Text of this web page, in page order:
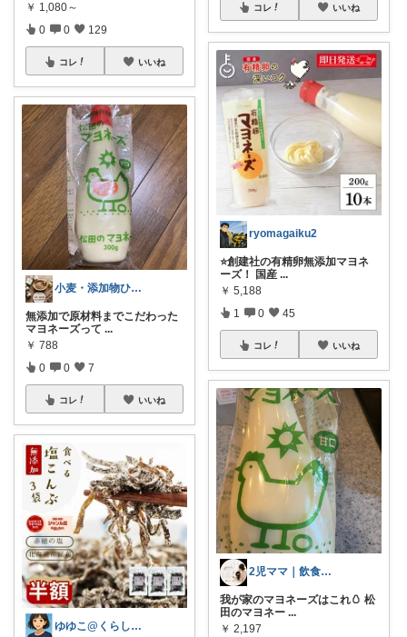
￥ 1,080～
0 0 129
コレ いいね
小麦・添加物ひかえめROOM
無添加で原材料までこだわった
マヨネーズって ...
￥ 788
0 0 7
コレ いいね
ゆゆこ@くらしを楽に便利に✨
コレ いいね
ryomagaiku2
⭐️創建社の有精卵無添加マヨネ
ーズ！ 国産 ...
￥ 5,188
1 0 45
コレ いいね
2児ママ｜飲食店経営｜使ってよかったもの
我が家のマヨネーズはこれ🥚 松
田のマヨネー ...
￥ 2,197